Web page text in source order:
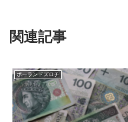
関連記事
ポーランドズロチ